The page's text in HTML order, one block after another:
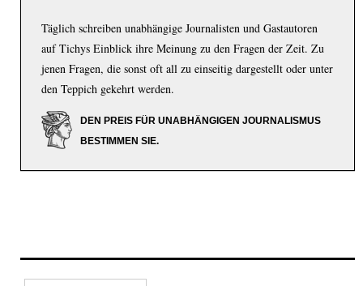
Täglich schreiben unabhängige Journalisten und Gastautoren
auf Tichys Einblick ihre Meinung zu den Fragen der Zeit. Zu
jenen Fragen, die sonst oft all zu einseitig dargestellt oder unter
den Teppich gekehrt werden.
DEN PREIS FÜR UNABHÄNGIGEN JOURNALISMUS
BESTIMMEN SIE.